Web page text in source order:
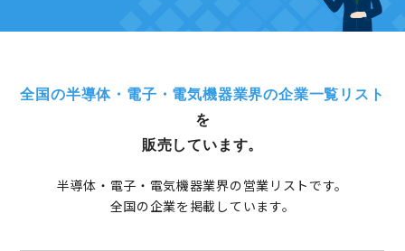
全国の半導体・電子・電気機器業界の企業一覧リスト
を
販売しています。
半導体・電子・電気機器業界の営業リストです。
全国の企業を掲載しています。